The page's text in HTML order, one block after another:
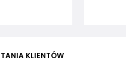
KLIENTÓW